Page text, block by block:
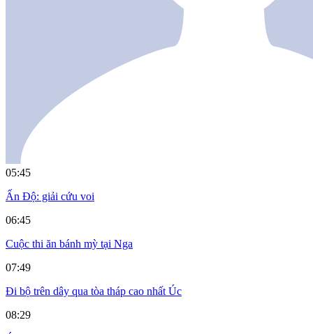
05:45
Ấn Độ: giải cứu voi
06:45
Cuộc thi ăn bánh mỳ tại Nga
07:49
Đi bộ trên dây qua tòa tháp cao nhất Úc
08:29